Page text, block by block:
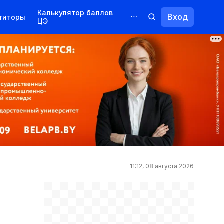
Калькулятор баллов
ЦЭ
Курсы
Переподготовка
Вход
11:12, 08 августа 2026